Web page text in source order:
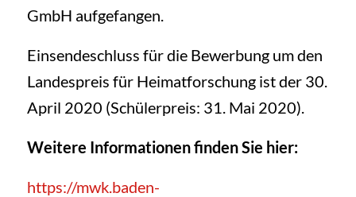
GmbH aufgefangen.
Einsendeschluss für die Bewerbung um den
Landespreis für Heimatforschung ist der 30.
April 2020 (Schülerpreis: 31. Mai 2020).
Weitere Informationen finden Sie hier:
https://mwk.baden-